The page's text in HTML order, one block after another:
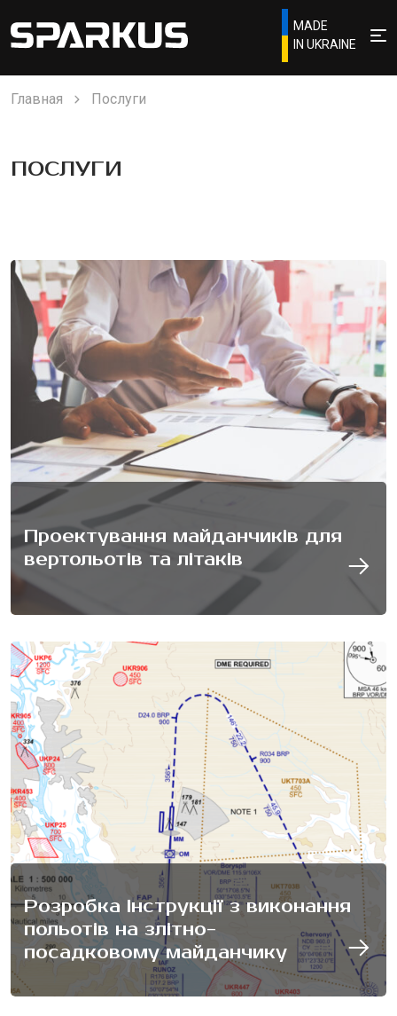
MADE
IN UKRAINE
Главная Послуги
ПОСЛУГИ
Проектування майданчиків для
вертольотів та літаків
Розробка Інструкції з виконання
польотів на злітно-
посадковому майданчику